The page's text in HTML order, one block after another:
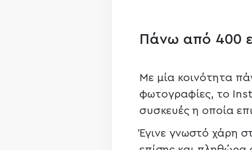
Πάνω από 400
Με μία κοινότητα
φωτογραφίες, το
συσκευές η οποία
Έγινε γνωστό χάρη